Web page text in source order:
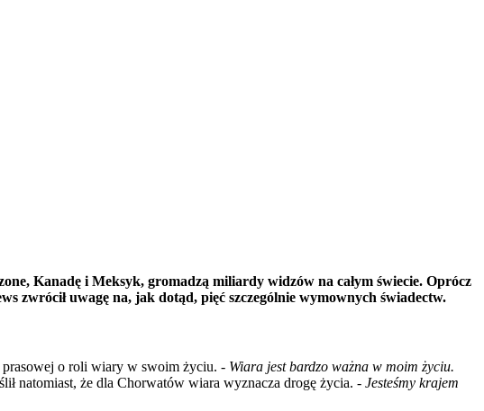
Kanadę i Meksyk, gromadzą miliardy widzów na całym świecie. Oprócz
zwrócił uwagę na, jak dotąd, pięć szczególnie wymownych świadectw.
o roli wiary w swoim życiu. - Wiara jest bardzo ważna w moim życiu.
natomiast, że dla Chorwatów wiara wyznacza drogę życia. - Jesteśmy krajem